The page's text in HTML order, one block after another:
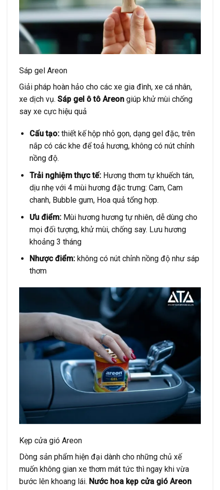
Sáp gel Areon
Giải pháp hoàn hảo cho các xe gia đình, xe cá nhân,
xe dịch vụ. Sáp gel ô tô Areon giúp khử mùi chống
say xe cực hiệu quả
Cấu tạo:thiết kế hộp nhỏ gọn, dạng gel đặc, trên
nắp có các khe để toả hương, không có nút chỉnh
nồng độ.
Trải nghiệm thực tế:Hương thơm tự khuếch tán,
dịu nhẹ với 4 mùi hương đặc trưng: Cam, Cam
chanh, Bubble gum, Hoa quả tổng hợp.
Ưu điểm:Mùi hương hương tự nhiên, dễ dùng cho
mọi đối tượng, khử mùi, chống say. Lưu hương
khoảng 3 tháng
Nhược điểm:không có nút chỉnh nồng độ như sáp
thơm
Kẹp cửa gió Areon
Dòng sản phẩm hiện đại dành cho những chủ xế
muốn không gian xe thơm mát tức thì ngay khi vừa
bước lên khoang lái. Nước hoa kẹp cửa gió Areon